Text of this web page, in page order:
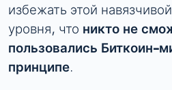
избежать этой
уровня, что никто не
пользовались Биткоин-
принципе.